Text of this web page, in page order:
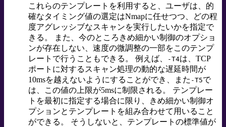
これらのテンプレートを利用すると、ユーザは、的
確なタイミング値の選定はNmapに任せつつ、どの程
度アグレッシブなスキャンを実行したいかを指定で
きる。 また、今のところきめ細かい制御のオプショ
ンが存在しない、速度の微調整の一部をこのテンプ
レートで行うこともできる。 例えば、
-T4は、TCP
ポートに対するスキャン処理の動的な遅延時間が
10msを越えないようにすることができ、また -T5で
は、この値の上限が5msに制限される。 テンプレー
トを最初に指定する場合に限り、きめ細かい制御オ
プションとテンプレートを組み合わせて用いること
ができる。 そうしないと、テンプレートの標準値が